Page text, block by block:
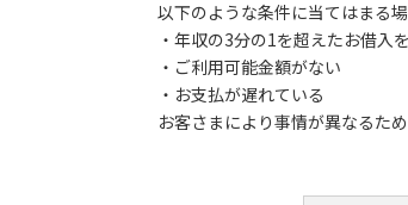
以下のような条件に当てはまる
・年収の3分の1を超えたお借入
・ご利用可能金額がない
・お支払が遅れている
お客さまにより事情が異なるた